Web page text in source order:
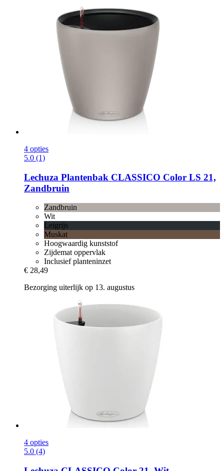
4 opties
5.0 (1)
Lechuza Plantenbak CLASSICO Color LS 21,
Zandbruin
Zandbruin
Wit
Leigrijs
Muskat
Hoogwaardig kunststof
Zijdemat oppervlak
Inclusief planteninzet
€ 28,49
Bezorging uiterlijk op 13. augustus
4 opties
5.0 (4)